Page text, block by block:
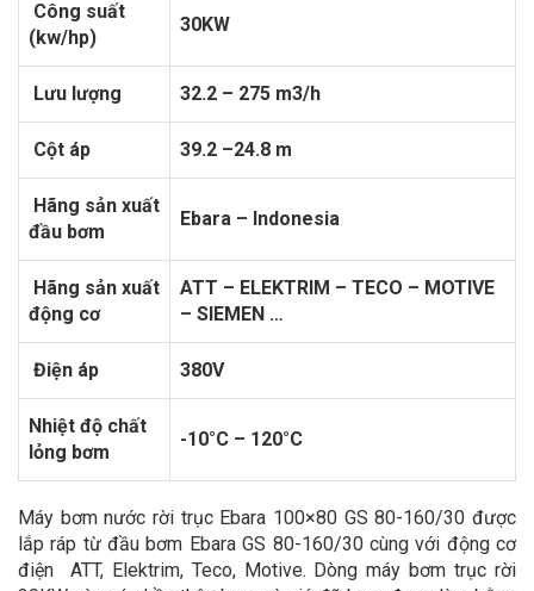
Công suất
(kw/hp)
30KW
Lưu lượng 32.2 – 275 m3/h
Cột áp 39.2 –24.8 m
Hãng sản xuất
đầu bơm
Ebara – Indonesia
Hãng sản xuất
động cơ
ATT – ELEKTRIM – TECO – MOTIVE
– SIEMEN …
Điện áp 380V
Nhiệt độ chất
lỏng bơm
-10°C – 120°C
Máy bơm nước rời trục Ebara 100×80 GS 80-160/30 được
lắp ráp từ đầu bơm Ebara GS 80-160/30 cùng với động cơ
điện ATT, Elektrim, Teco, Motive. Dòng máy bơm trục rời